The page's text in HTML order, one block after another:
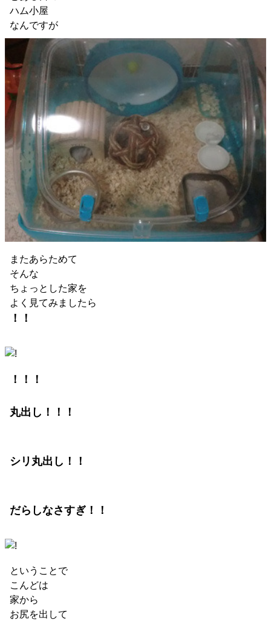
ハム小屋
なんですが
またあらためて
そんな
ちょっとした家を
よく見てみましたら
！！
！！！
丸出し！！！
シリ丸出し！！
だらしなさすぎ！！
ということで
こんどは
家から
お尻を出して